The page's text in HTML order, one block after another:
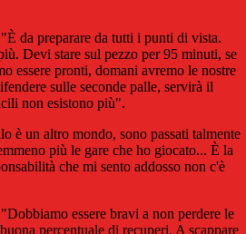
da preparare da tutti i punti di vista.
Devi stare sul pezzo per 95 minuti, se
essere pronti, domani avremo le nostre
sulle seconde palle, servirà il
non esistono più".
è un altro mondo, sono passati talmente
più le gare che ho giocato... È la
che mi sento addosso non c'è
essere bravi a non perdere le
percentuale di recuperi. A scappare